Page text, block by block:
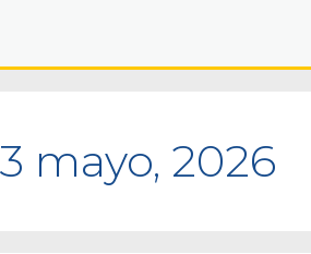
mayo, 2026